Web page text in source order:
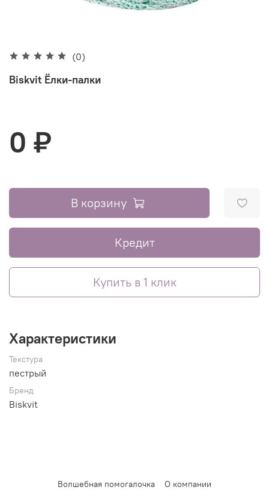
(0)
Biskvit Ёлки-палки
0 ₽
В корзину
Кредит
Купить в 1 клик
Характеристики
Текстура
пестрый
Бренд
Biskvit
Волшебная помогалочка
О компании